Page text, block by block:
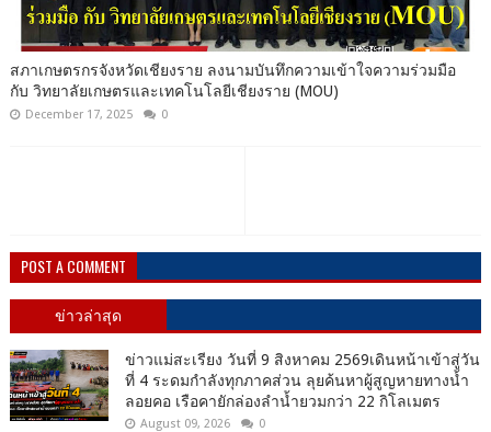
สภาเกษตรกรจังหวัดเชียงราย ลงนามบันทึกความเข้าใจความร่วมมือ
กับ วิทยาลัยเกษตรและเทคโนโลยีเชียงราย (MOU)
December 17, 2025 0
POST A COMMENT
ข่าวล่าสุด
ข่าวแม่สะเรียง วันที่ 9 สิงหาคม 2569เดินหน้าเข้าสู่วัน
ที่ 4 ระดมกำลังทุกภาคส่วน ลุยค้นหาผู้สูญหายทางน้ำ
ลอยคอ เรือคายักล่องลำน้ำยวมกว่า 22 กิโลเมตร
August 09, 2026 0